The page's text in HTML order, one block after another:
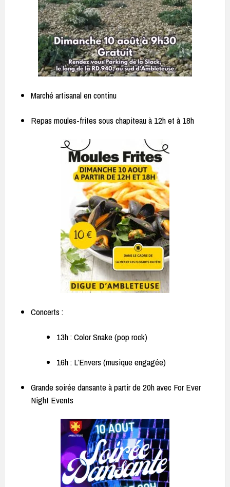
Marché artisanal en continu
Repas moules-frites sous chapiteau à 12h et à 18h
Concerts :
13h : Color Snake (pop rock)
16h : L’Envers (musique engagée)
Grande soirée dansante à partir de 20h avec For Ever
Night Events